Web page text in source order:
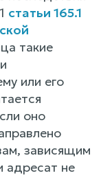
статьи 165.1
такие
или его
оно
зависящим
адресат не